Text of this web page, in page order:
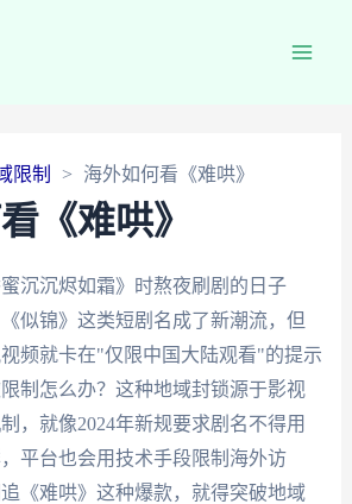
限制 海外如何看《难哄》
《难哄》
沉沉烬如霜》时熬夜刷剧的日子
似锦》这类短剧名成了新潮流，但
频就卡在"仅限中国大陆观看"的提示
限制怎么办？这种地域封锁源于影视
，就像2024年新规要求剧名不得用
平台也会用技术手段限制海外访
《难哄》这种爆款，就得突破地域